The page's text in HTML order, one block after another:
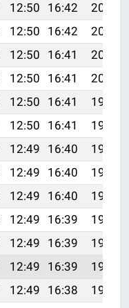
12:50 16:42
20:02
12:50 16:42
20:01
12:50 16:41
20:01
12:50 16:41
20:00
12:50 16:41
19:59
12:50 16:41
19:58
12:49 16:40
19:57
12:49 16:40
19:56
12:49 16:40
19:55
12:49 16:39
19:54
12:49 16:39
19:53
12:49 16:39
19:52
12:49 16:38
19:50